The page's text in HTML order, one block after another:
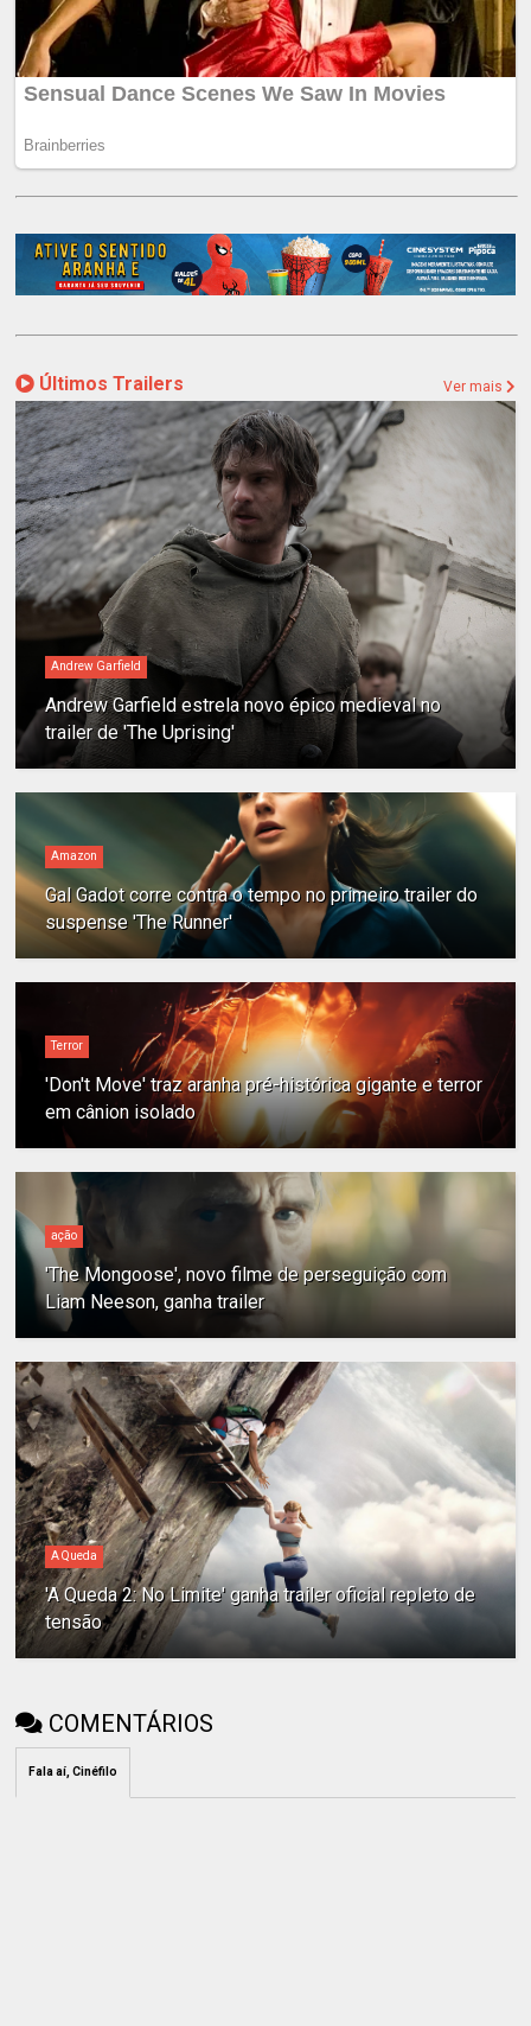
Últimos Trailers Ver mais
Andrew Garfield
Andrew Garfield estrela novo épico medieval no
trailer de 'The Uprising'
Amazon
Gal Gadot corre contra o tempo no primeiro trailer do
suspense 'The Runner'
Terror
'Don't Move' traz aranha pré-histórica gigante e terror
em cânion isolado
ação
'The Mongoose', novo filme de perseguição com
Liam Neeson, ganha trailer
A Queda
'A Queda 2: No Limite' ganha trailer oficial repleto de
tensão
COMENTÁRIOS
Fala aí, Cinéfilo